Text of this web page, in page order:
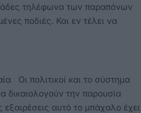
τηλέφωνα των παραπόνων
ποδιές. Και εν τέλει να
Οι πολιτικοί και το σύστημα
δικαιολογούν την παρουσία
εξαιρέσεις αυτό το μπάχαλο έχει